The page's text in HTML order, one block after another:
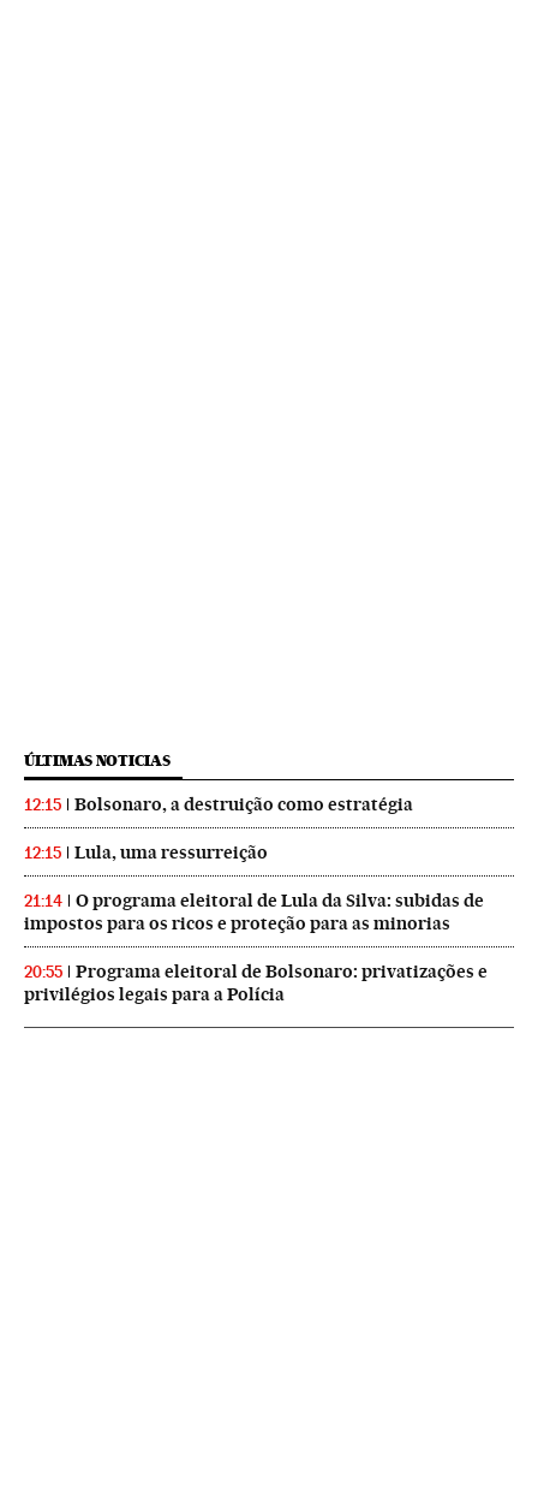
ÚLTIMAS NOTICIAS
12:15 Bolsonaro, a destruição como estratégia
12:15 Lula, uma ressurreição
21:14
O programa eleitoral de Lula da Silva: subidas de
impostos para os ricos e proteção para as minorias
20:55
Programa eleitoral de Bolsonaro: privatizações e
privilégios legais para a Polícia